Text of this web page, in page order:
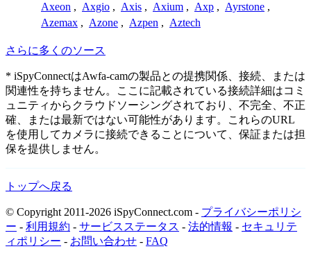
Axeon , Axgio , Axis , Axium , Axp , Ayrstone ,
Azemax , Azone , Azpen , Aztech
さらに多くのソース
* iSpyConnectはAwfa-camの製品との提携関係、接続、または
関連性を持ちません。ここに記載されている接続詳細はコミ
ュニティからクラウドソーシングされており、不完全、不正
確、または最新ではない可能性があります。これらのURL
を使用してカメラに接続できることについて、保証または担
保を提供しません。
トップへ戻る
© Copyright 2011-2026 iSpyConnect.com - プライバシーポリシ
ー - 利用規約 - サービスステータス - 法的情報 - セキュリテ
ィポリシー - お問い合わせ - FAQ